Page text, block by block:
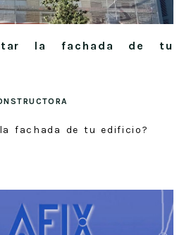
la fachada de tu
fachada de tu edificio?